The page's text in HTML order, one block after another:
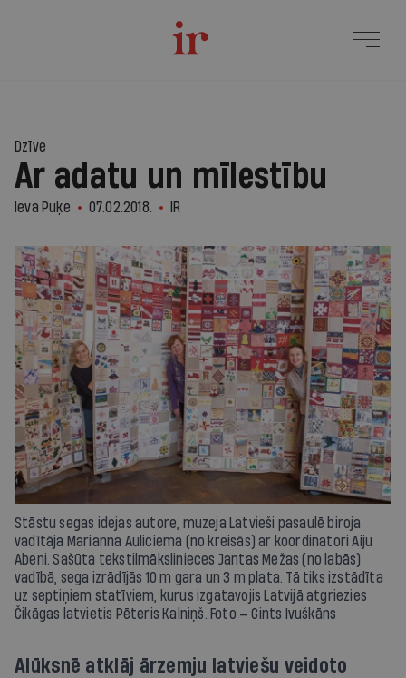
Dzīve
Ar adatu un mīlestību
Ieva Puķe 07.02.2018. IR
Stāstu segas idejas autore, muzeja Latvieši pasaulē biroja
vadītāja Marianna Auliciema (no kreisās) ar koordinatori Aiju
Abeni. Sašūta tekstilmākslinieces Jantas Mežas (no labās)
vadībā, sega izrādījās 10 m gara un 3 m plata. Tā tiks izstādīta
uz septiņiem statīviem, kurus izgatavojis Latvijā atgriezies
Čikāgas latvietis Pēteris Kalniņš. Foto — Gints Ivuškāns
Alūksnē atklāj ārzemju latviešu veidoto